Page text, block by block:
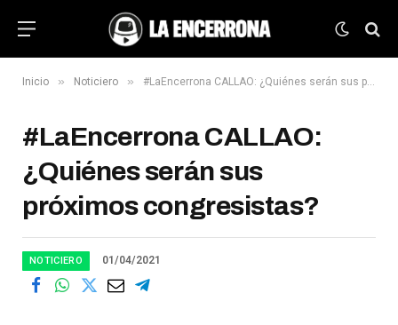
Inicio » Noticiero » #LaEncerrona CALLAO: ¿Quiénes serán sus próximos congresistas?
#LaEncerrona CALLAO:
¿Quiénes serán sus
próximos congresistas?
NOTICIERO 01/04/2021